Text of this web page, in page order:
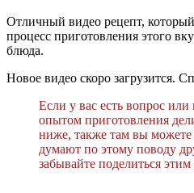
Отличный видео рецепт,
процесс приготовления этого
блюда.
Новое видео скоро загрузится.
Если у вас есть вопрос или
опытом приготовления
ниже, также там вы можете
думают по этому поводу
забывайте поделиться